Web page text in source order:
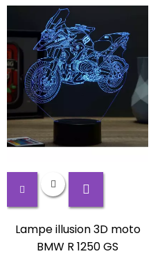
Lampe illusion 3D moto
BMW R 1250 GS